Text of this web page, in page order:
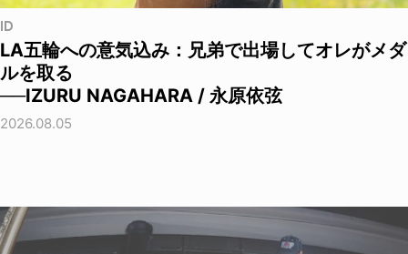
ID
LA五輪への意気込み：兄弟で出場してオレがメダ
ルを取る
──IZURU NAGAHARA / 永原依弦
2026.08.05